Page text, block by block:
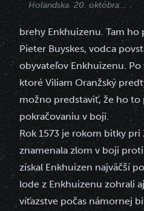
Holandska. 20. októbra...
brehy Enkhuizenu. Tam
Pieter Buyskes, vodca
obyvateľov Enkhuizenu.
ktoré Viliam Oranžský
možno predstaviť, že ho to
pokračovaniu v boji.
Rok 1573 je rokom bitky
znamenala zlom v boji
získal Enkhuizen najväčší
lode z Enkhuizenu zohrali
víťazstve počas námornej